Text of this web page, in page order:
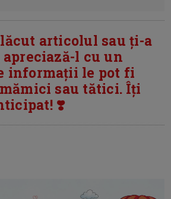
articolul sau ți-a
l cu un
informații le pot fi
sau tătici. Îți
❣️